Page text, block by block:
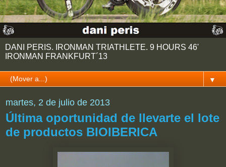
DANI PERIS. IRONMAN TRIATHLETE. 9 HOURS 46'
IRONMAN FRANKFURT´13
▼
martes, 2 de julio de 2013
Última oportunidad de llevarte el lote
de productos BIOIBERICA